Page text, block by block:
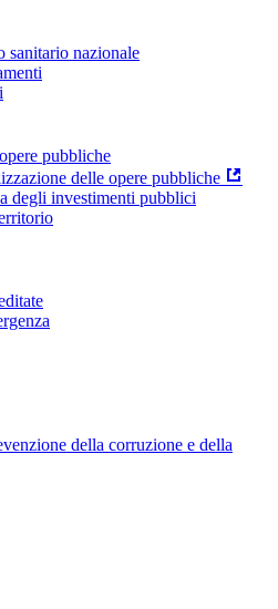
sanitario nazionale
pubbliche
delle opere pubbliche
degli investimenti pubblici
della corruzione e della